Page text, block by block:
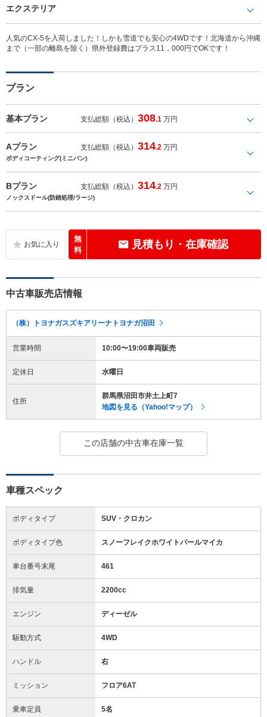
エクステリア
人気のCX-5を入荷しました！しかも雪道でも安心の4WDです！北海道から沖縄
まで（一部の離島を除く）県外登録費はプラス11，000円でOKです！
プラン
基本プラン 支払総額（税込）308.1 万円
Aプラン 支払総額（税込）314.2 万円
ボディコーティング(ミニバン)
Bプラン 支払総額（税込）314.2 万円
ノックスドール(防錆処理/ラージ)
無
料
見積もり・在庫確認
中古車販売店情報
（株）トヨナガスズキアリーナトヨナガ沼田
営業時間 10:00〜19:00車両販売
定休日 水曜日
住所
群馬県沼田市井土上町7
地図を見る（Yahoo!マップ）
この店舗の中古車在庫一覧
車種スペック
ボディタイプ SUV・クロカン
ボディタイプ色 スノーフレイクホワイトパールマイカ
車台番号末尾 461
排気量 2200cc
エンジン ディーゼル
駆動方式 4WD
ハンドル 右
ミッション フロア6AT
乗車定員 5名